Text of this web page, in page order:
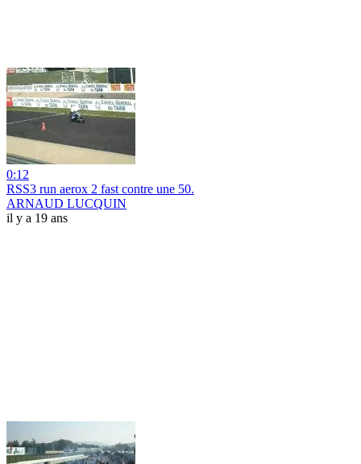
0:12
RSS3 run aerox 2 fast contre une 50.
ARNAUD LUCQUIN
il y a 19 ans